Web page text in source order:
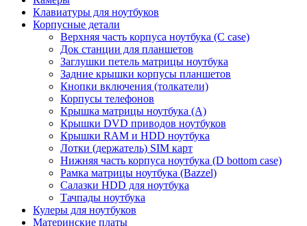
Клавиатуры для ноутбуков
Корпусные детали
Верхняя часть корпуса ноутбука (С case)
Док станции для планшетов
Заглушки петель матрицы ноутбука
Задние крышки корпусы планшетов
Кнопки включения (толкатели)
Корпусы телефонов
Крышка матрицы ноутбука (A)
Крышки DVD приводов ноутбуков
Крышки RAM и HDD ноутбука
Лотки (держатель) SIM карт
Нижняя часть корпуса ноутбука (D bottom case)
Рамка матрицы ноутбука (Bazzel)
Салазки HDD для ноутбука
Тачпады ноутбука
Кулеры для ноутбуков
Материнские платы